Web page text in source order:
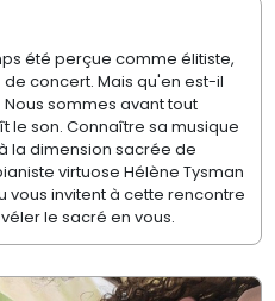
été perçue comme élitiste,
concert. Mais qu'en est-il
sommes avant tout
le son. Connaître sa musique
la dimension sacrée de
virtuose Hélène Tysman
vous invitent à cette rencontre
le sacré en vous.